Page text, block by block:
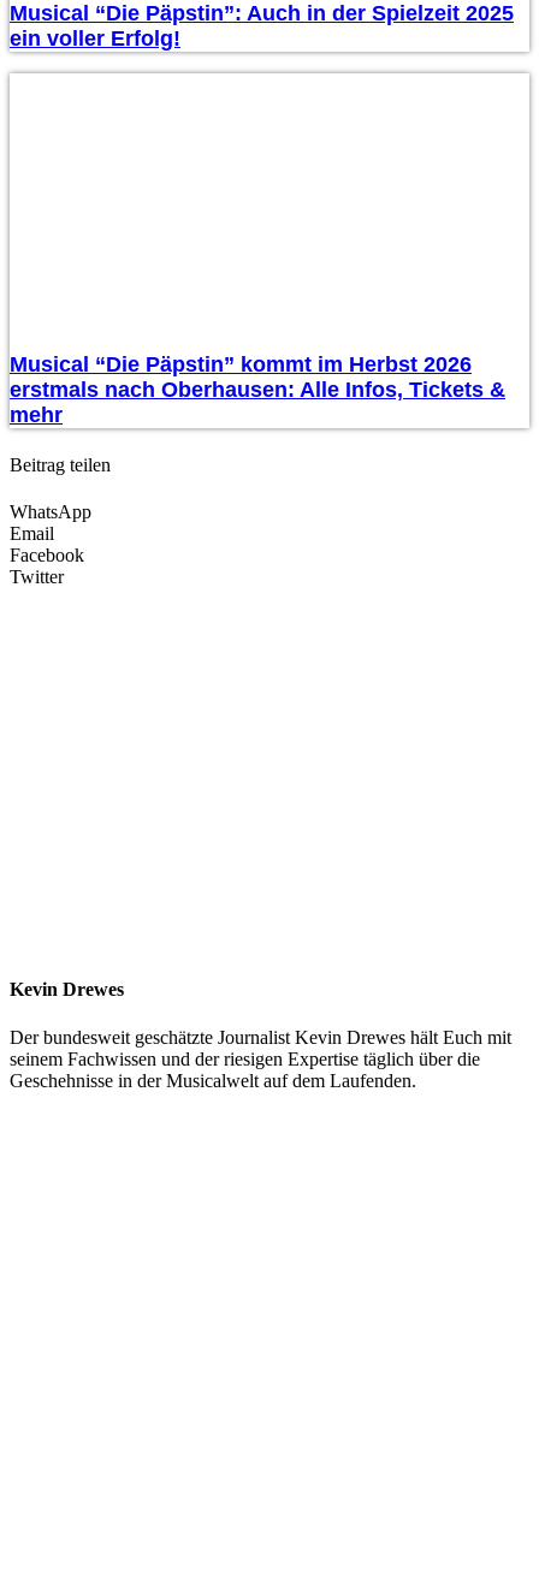
Musical “Die Päpstin”: Auch in der Spielzeit 2025
ein voller Erfolg!
Musical “Die Päpstin” kommt im Herbst 2026
erstmals nach Oberhausen: Alle Infos, Tickets &
mehr
Beitrag teilen
WhatsApp
Email
Facebook
Twitter
Kevin Drewes
Der bundesweit geschätzte Journalist Kevin Drewes hält Euch mit
seinem Fachwissen und der riesigen Expertise täglich über die
Geschehnisse in der Musicalwelt auf dem Laufenden.